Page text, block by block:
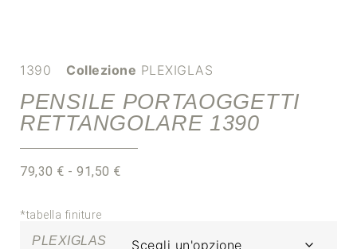
1390 Collezione PLEXIGLAS
PENSILE PORTAOGGETTI
RETTANGOLARE 1390
79,30 € - 91,50 €
*tabella finiture
PLEXIGLAS